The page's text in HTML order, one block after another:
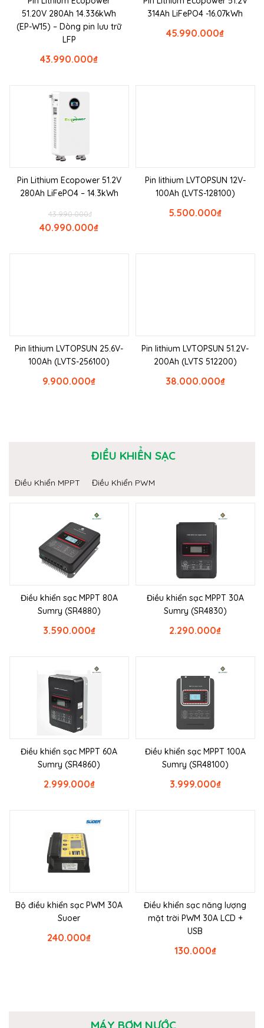
51.20V 280Ah 14.336kWh
(EP-W15) – Dòng pin lưu trữ
LFP
₫
43.990.000
314Ah LiFePO4 -16.07kWh
₫
45.990.000
Pin Lithium Ecopower 51.2V
280Ah LiFePO4 – 14.3kWh
₫
43.990.000
₫
40.990.000
Pin lithium LVTOPSUN 12V-
100Ah (LVTS-128100)
₫
5.500.000
Pin lithium LVTOPSUN 25.6V-
100Ah (LVTS-256100)
₫
9.900.000
Pin lithium LVTOPSUN 51.2V-
200Ah (LVTS 512200)
₫
38.000.000
ĐIỀU KHIỂN SẠC
Điều Khiển MPPT Điều Khiển PWM
Điều khiển sạc MPPT 80A
Sumry (SR4880)
₫
3.590.000
Điều khiển sạc MPPT 30A
Sumry (SR4830)
₫
2.290.000
Điều khiển sạc MPPT 60A
Sumry (SR4860)
₫
2.999.000
Điều khiển sạc MPPT 100A
Sumry (SR48100)
₫
3.999.000
Bộ điều khiển sạc PWM 30A
Suoer
₫
240.000
Điều khiển sạc năng lượng
mặt trời PWM 30A LCD +
USB
₫
130.000
MÁY BƠM NƯỚC